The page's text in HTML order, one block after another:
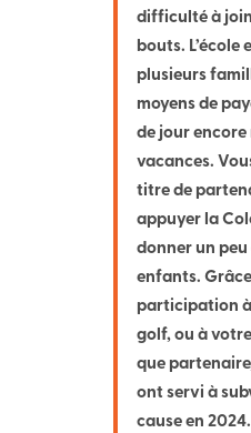
difficulté à
bouts. L’école
plusieurs
moyens de
de jour encore
vacances.
titre de
appuyer la
donner un peu
enfants.
participation
golf, ou à
que
ont servi à
cause en